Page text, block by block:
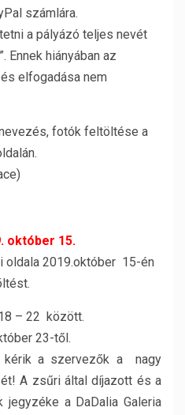
számlára.
a pályázó teljes nevét
Ennek hiányában az
elfogadása nem
fotók feltöltése a
október 15.
oldala 2019.október 15-én
– 22 között.
23-től.
kérik a szervezők a nagy
A zsűri által díjazott és a
a DaDalia Galeria